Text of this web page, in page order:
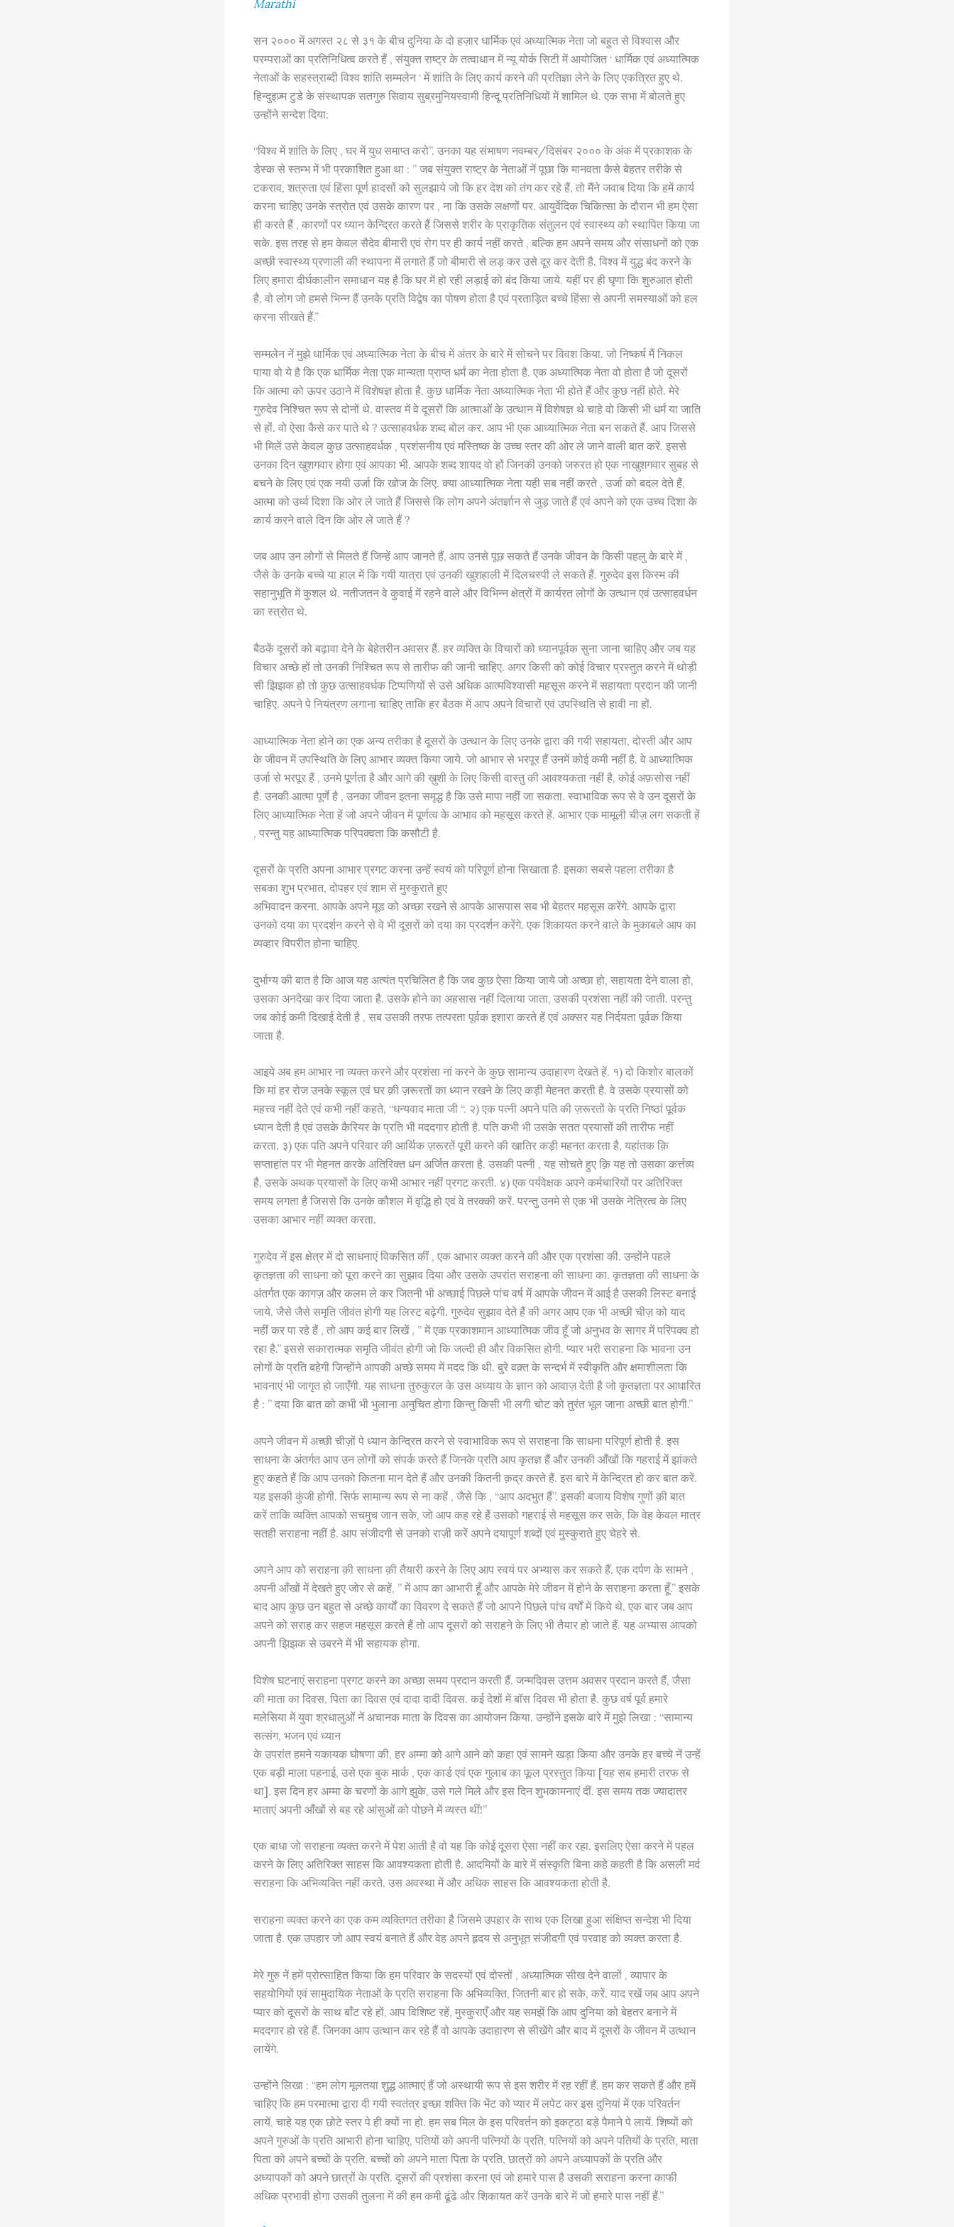
Marathi
सन २००० में अगस्त २८ से ३१ के बीच दुनिया के दो हज़ार धार्मिक एवं अध्यात्मिक नेता जो बहुत से विश्वास और
परम्पराओं का प्रतिनिधित्व करते हैं , संयुक्त राष्ट्र के तत्वाधान में न्यू योर्क सिटी में आयोजित ‘ धार्मिक एवं अध्यात्मिक
नेताओं के सहस्त्राब्दी विश्व शांति सम्मलेन ‘ में शांति के लिए कार्य करने की प्रतिज्ञा लेने के लिए एकत्रित हुए थे.
हिन्दुइज़्म टुडे के संस्थापक सतगुरु सिवाय सुब्रमुनियस्वामी हिन्दू प्रतिनिधियों में शामिल थे. एक सभा में बोलते हुए
उन्होंने सन्देश दिया:
“विश्व में शांति के लिए , घर में युध समाप्त करो”. उनका यह संभाषण नवम्बर/दिसंबर २००० के अंक में प्रकाशक के
डेस्क से स्तम्भ में भी प्रकाशित हुआ था : ” जब संयुक्त राष्ट्र के नेताओं नें पूछा कि मानवता कैसे बेहतर तरीके से
टकराव, शत्रुता एवं हिंसा पूर्ण हादसों को सुलझाये जो कि हर देश को तंग कर रहे हैं, तो मैंने जवाब दिया कि हमें कार्य
करना चाहिए उनके स्त्रोत एवं उसके कारण पर , ना कि उसके लक्षणों पर. आयुर्वेदिक चिकित्सा के दौरान भी हम ऐसा
ही करते हैं , कारणों पर ध्यान केन्द्रित करते हैं जिससे शरीर के प्राकृतिक संतुलन एवं स्वास्थ्य को स्थापित किया जा
सके. इस तरह से हम केवल सैदेव बीमारी एवं रोग पर ही कार्य नहीं करते , बल्कि हम अपने समय और संसाधनों को एक
अच्छी स्वास्थ्य प्रणाली की स्थापना में लगाते हैं जो बीमारी से लड़ कर उसे दूर कर देती है. विश्व में युद्ध बंद करने के
लिए हमारा दीर्घकालीन समाधान यह है कि घर में हो रही लड़ाई को बंद किया जाये. यहीं पर ही घृणा कि शुरुआत होती
है, वो लोग जो हमसे भिन्न हैं उनके प्रति विद्वेष का पोषण होता है एवं प्रताड़ित बच्चे हिंसा से अपनी समस्याओं को हल
करना सीखते हैं.”
सम्मलेन नें मुझे धार्मिक एवं अध्यात्मिक नेता के बीच में अंतर के बारे में सोचने पर विवश किया. जो निष्कर्ष मैं निकल
पाया वो ये है कि एक धार्मिक नेता एक मान्यता प्राप्त धर्मं का नेता होता है. एक अध्यात्मिक नेता वो होता है जो दूसरों
कि आत्मा को ऊपर उठाने में विशेषज्ञ होता है. कुछ धार्मिक नेता अध्यात्मिक नेता भी होते हैं और कुछ नहीं होते. मेरे
गुरुदेव निश्चित रूप से दोनों थे. वास्तव में वे दूसरों कि आत्माओं के उत्थान में विशेषज्ञ थे चाहे वो किसी भी धर्मं या जाति
से हों. वो ऐसा कैसे कर पाते थे ? उत्साहवर्धक शब्द बोल कर. आप भी एक आध्यात्मिक नेता बन सकते हैं. आप जिससे
भी मिलें उसे केवल कुछ उत्साहवर्धक , प्रशंसनीय एवं मस्तिष्क के उच्च स्तर की ओर ले जाने वाली बात करें. इससे
उनका दिन खुशगवार होगा एवं आपका भी. आपके शब्द शायद वो हों जिनकी उनको जरुरत हो एक नाखुशगवार सुबह से
बचने के लिए एवं एक नयी उर्जा कि खोज के लिए. क्या आध्यात्मिक नेता यही सब नहीं करते , उर्जा को बदल देते हैं,
आत्मा को उर्ध्व दिशा कि ओर ले जाते हैं जिससे कि लोग अपने अंतर्ज्ञान से जुड़ जाते हैं एवं अपने को एक उच्च दिशा के
कार्य करने वाले दिन कि ओर ले जाते हैं ?
जब आप उन लोगों से मिलते हैं जिन्हें आप जानते हैं, आप उनसे पूछ सकते हैं उनके जीवन के किसी पहलु के बारे में ,
जैसे के उनके बच्चे या हाल में कि गयी यात्रा एवं उनकी खुशहाली में दिलचस्पी ले सकते हैं. गुरुदेव इस किस्म की
सहानुभूति में कुशल थे. नतीजतन वे कुवाई में रहने वाले और विभिन्न क्षेत्रों में कार्यरत लोगों के उत्थान एवं उत्साहवर्धन
का स्त्रोत थे.
बैठकें दूसरों को बढ़ावा देने के बेहेतरीन अवसर हैं. हर व्यक्ति के विचारों को ध्यानपूर्वक सुना जाना चाहिए और जब यह
विचार अच्छे हों तो उनकी निश्चित रूप से तारीफ की जानी चाहिए. अगर किसी को कोई विचार प्रस्तुत करने में थोड़ी
सी झिझक हो तो कुछ उत्साहवर्धक टिप्पणियों से उसे अधिक आत्मविश्वासी महसूस करने में सहायता प्रदान की जानी
चाहिए. अपने पे नियंत्रण लगाना चाहिए ताकि हर बैठक में आप अपने विचारों एवं उपस्थिति से हावी ना हों.
आध्यात्मिक नेता होने का एक अन्य तरीका है दूसरों के उत्थान के लिए उनके द्वारा की गयी सहायता, दोस्ती और आप
के जीवन में उपस्थिति के लिए आभार व्यक्त किया जाये. जो आभार से भरपूर हैं उनमें कोई कमी नहीं है. वे आध्यात्मिक
उर्जा से भरपूर हैं , उनमे पूर्णता है और आगे की ख़ुशी के लिए किसी वास्तु की आवश्यकता नहीं है, कोई अफ़सोस नहीं
है. उनकी आत्मा पूर्णे है , उनका जीवन इतना समृद्ध है कि उसे मापा नहीं जा सकता. स्वाभाविक रूप से वे उन दूसरों के
लिए आध्यात्मिक नेता हें जो अपने जीवन में पूर्णत्व के आभाव को महसूस करते हें. आभार एक मामूली चीज़ लग सकती हें
, परन्तु यह आध्यात्मिक परिपक्वता कि कसौटी है.
दूसरों के प्रति अपना आभार प्रगट करना उन्हें स्वयं को परिपूर्ण होना सिखाता है. इसका सबसे पहला तरीका है
सबका शुभ प्रभात, दोपहर एवं शाम से मुस्कुराते हुए
अभिवादन करना. आपके अपने मूड को अच्छा रखने से आपके आसपास सब भी बेहतर महसूस करेंगे. आपके द्वारा
उनको दया का प्रदर्शन करने से वे भी दूसरों को दया का प्रदर्शन करेंगे. एक शिकायत करने वाले के मुकाबले आप का
व्यव्हार विपरीत होना चाहिए.
दुर्भाग्य की बात है कि आज यह अत्यंत प्रचिलित है कि जब कुछ ऐसा किया जाये जो अच्छा हो, सहायता देने वाला हो,
उसका अनदेखा कर दिया जाता है. उसके होने का अहसास नहीं दिलाया जाता, उसकी प्रशंसा नहीं की जाती. परन्तु
जब कोई कमी दिखाई देती है , सब उसकी तरफ तत्परता पूर्वक इशारा करते हें एवं अक्सर यह निर्दयता पूर्वक किया
जाता है.
आइये अब हम आभार ना व्यक्त करने और प्रशंसा नां करने के कुछ सामान्य उदाहारण देखते हें. १) दो किशोर बालकों
कि मां हर रोज उनके स्कूल एवं घर क़ी ज़रूरतों का ध्यान रखने के लिए कड़ी मेहनत करती है. वे उसके प्रयासों को
महत्त्व नहीं देते एवं कभी नहीं कहते, “धन्यवाद माता जी “. २) एक पत्नी अपने पति की ज़रूरतों के प्रति निष्ठां पूर्वक
ध्यान देती है एवं उसके कैरियर के प्रति भी मददगार होती है. पति कभी भी उसके सतत प्रयासों की तारीफ नहीं
करता. ३) एक पति अपने परिवार की आर्थिक ज़रूरतें पूरी करने की खातिर कड़ी महनत करता है, यहांतक क़ि
सप्ताहांत पर भी मेहनत करके अतिरिक्त धन अर्जित करता है. उसकी पत्नी , यह सोचते हुए क़ि यह तो उसका कर्त्तव्य
है, उसके अथक प्रयासों के लिए कभी आभार नहीं प्रगट करती. ४) एक पर्यवेक्षक अपने कर्मचारियों पर अतिरिक्त
समय लगता है जिससे कि उनके कौशल में वृद्धि हो एवं वे तरक्की करें. परन्तु उनमे से एक भी उसके नेत्रित्व के लिए
उसका आभार नहीं व्यक्त करता.
गुरुदेव नें इस क्षेत्र में दो साधनाएं विकसित कीं , एक आभार व्यक्त करने की और एक प्रशंसा की. उन्होंने पहले
कृतज्ञता की साधना को पूरा करने का सुझाव दिया और उसके उपरांत सराहना की साधना का. कृतज्ञता की साधना के
अंतर्गत एक कागज़ और कलम ले कर जितनी भी अच्छाई पिछले पांच वर्ष में आपके जीवन में आई है उसकी लिस्ट बनाई
जाये. जैसे जैसे समृति जीवंत होगी यह लिस्ट बढ़ेगी. गुरुदेव सुझाव देते हैं की अगर आप एक भी अच्छी चीज़ को याद
नहीं कर पा रहे हैं , तो आप कई बार लिखें , ” में एक प्रकाशमान आध्यात्मिक जीव हूँ जो अनुभव के सागर में परिपक्व हो
रहा है.” इससे सकारात्मक समृति जीवंत होगी जो कि जल्दी ही और विकसित होगी. प्यार भरी सराहना कि भावना उन
लोगों के प्रति बहेगी जिन्होंने आपकी अच्छे समय में मदद कि थी. बुरे वक़्त के सन्दर्भ में स्वीकृति और क्षमाशीलता कि
भावनाएं भी जागृत हो जाएँगी. यह साधना तुरुकुरल के उस अध्याय के ज्ञान को आवाज़ देती है जो कृतज्ञता पर आधारित
है : ” दया कि बात को कभी भी भुलाना अनुचित होगा किन्तु किसी भी लगी चोट को तुरंत भूल जाना अच्छी बात होगी.”
अपने जीवन में अच्छी चीज़ों पे ध्यान केन्द्रित करने से स्वाभाविक रूप से सराहना कि साधना परिपूर्ण होती है. इस
साधना के अंतर्गत आप उन लोगों को संपर्क करते हैं जिनके प्रति आप कृतज्ञ हैं और उनकी आँखों कि गहराई में झांकते
हुए कहते हैं कि आप उनको कितना मान देते हैं और उनकी कितनी क़द्र करते हैं. इस बारे में केन्द्रित हो कर बात करें.
यह इसकी कुंजी होगी. सिर्फ सामान्य रूप से ना कहें , जैसे कि , “आप अदभुत हैं”. इसकी बजाय विशेष गुणों क़ी बात
करें ताकि व्यक्ति आपको सचमुच जान सके, जो आप कह रहे हैं उसको गहराई से महसूस कर सके, कि वेह केवल मात्र
सतही सराहना नहीं है. आप संजीदगी से उनको राज़ी करें अपने दयापूर्ण शब्दों एवं मुस्कुराते हुए चेहरे से.
अपने आप को सराहना क़ी साधना क़ी तैयारी करने के लिए आप स्वयं पर अभ्यास कर सकते हैं. एक दर्पण के सामने ,
अपनी आँखों में देखते हुए जोर से कहें, ” में आप का आभारी हूँ और आपके मेरे जीवन में होने के सराहना करता हूँ.” इसके
बाद आप कुछ उन बहुत से अच्छे कार्यों का विवरण दे सकते हैं जो आपने पिछले पांच वर्षों में किये थे. एक बार जब आप
अपने को सराह कर सहज महसूस करते हैं तो आप दूसरों को सराहने के लिए भी तैयार हो जाते हैं. यह अभ्यास आपको
अपनी झिझक से उबरने में भी सहायक होगा.
विशेष घटनाएं सराहना प्रगट करने का अच्छा समय प्रदान करती हैं. जन्मदिवस उत्तम अवसर प्रदान करते हैं, जैसा
की माता का दिवस, पिता का दिवस एवं दादा दादी दिवस. कई देशों में बॉस दिवस भी होता है. कुछ वर्ष पूर्व हमारे
मलेसिया में युवा श्रधालुओं नें अचानक माता के दिवस का आयोजन किया. उन्होंने इसके बारे में मुझे लिखा : “सामान्य
सत्संग, भजन एवं ध्यान
के उपरांत हमने यकायक घोषणा की, हर अम्मा को आगे आने को कहा एवं सामने खड़ा किया और उनके हर बच्चे नें उन्हें
एक बड़ी माला पहनाई, उसे एक बुक मार्क , एक कार्ड एवं एक गुलाब का फूल प्रस्तुत किया [यह सब हमारी तरफ से
था]. इस दिन हर अम्मा के चरणों के आगे झुके, उसे गले मिले और इस दिन शुभकामनाएं दीं. इस समय तक ज्यादातर
माताएं अपनी आँखों से बह रहे आंसुओं को पोछने में व्यस्त थीं!”
एक बाधा जो सराहना व्यक्त करने में पेश आती है वो यह कि कोई दूसरा ऐसा नहीं कर रहा. इसलिए ऐसा करने में पहल
करने के लिए अतिरिक्त साहस कि आवश्यकता होती है. आदमियों के बारे में संस्कृति बिना कहे कहती है कि असली मर्द
सराहना कि अभिव्यक्ति नहीं करते. उस अवस्था में और अधिक साहस कि आवश्यकता होती है.
सराहना व्यक्त करने का एक कम व्यक्तिगत तरीका है जिसमे उपहार के साथ एक लिखा हुआ संक्षिप्त सन्देश भी दिया
जाता है. एक उपहार जो आप स्वयं बनाते हैं और वेह अपने हृदय से अनुभूत संजीदगी एवं परवाह को व्यक्त करता है.
मेरे गुरु नें हमें प्रोत्साहित किया कि हम परिवार के सदस्यों एवं दोस्तों , अध्यात्मिक सीख देने वालों , व्यापार के
सहयोगियों एवं सामुदायिक नेताओं के प्रति सराहना कि अभिव्यक्ति, जितनी बार हो सके, करें. याद रखें जब आप अपने
प्यार को दूसरों के साथ बाँट रहे हों, आप विशिष्ट रहें, मुस्कुराएँ और यह समझें कि आप दुनिया को बेहतर बनाने में
मददगार हो रहे हैं. जिनका आप उत्थान कर रहे हैं वो आपके उदाहारण से सीखेंगे और बाद में दूसरों के जीवन में उत्थान
लायेंगे.
उन्होंने लिखा : “हम लोग मूलतया शुद्ध आत्माएं हैं जो अस्थायी रूप से इस शरीर में रह रहीं हैं. हम कर सकते हैं और हमें
चाहिए कि हम परमात्मा द्वारा दी गयी स्वतंत्र इच्छा शक्ति कि भेंट को प्यार में लपेट कर इस दुनियां में एक परिवर्तन
लायें, चाहे यह एक छोटे स्तर पे ही क्यों ना हो. हम सब मिल के इस परिवर्तन को इकट्ठा बड़े पैमाने पे लायें. शिष्यों को
अपने गुरुओं के प्रति आभारी होना चाहिए, पतियों को अपनी पत्नियों के प्रति, पत्नियों को अपने पतियों के प्रति, माता
पिता को अपने बच्चों के प्रति, बच्चों को अपने माता पिता के प्रति, छात्रों को अपने अध्यापकों के प्रति और
अध्यापकों को अपने छात्रों के प्रति. दूसरों की प्रशंसा करना एवं जो हमारे पास है उसकी सराहना करना काफी
अधिक प्रभावी होगा उसकी तुलना में की हम कमी ढूंढे और शिकायत करें उनके बारे में जो हमारे पास नहीं हैं.”